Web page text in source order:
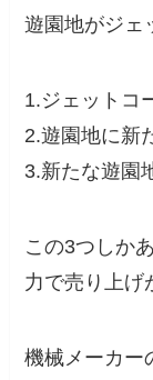
遊園地がジェ
1.ジェットコ
2.遊園地に新
3.新たな遊園
この3つしか
力で売り上げ
機械メーカー